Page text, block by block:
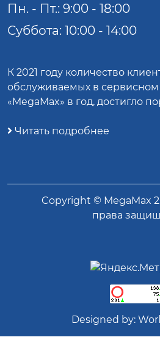
Пн. - Пт.: 9:00 - 18:00
Суббота: 10:00 - 14:00
К 2021 году количество
обслуживаемых в сервисном
«MegaMax» в год, достигло
Читать подробнее
Copyright © MegaMax
права
Designed by: